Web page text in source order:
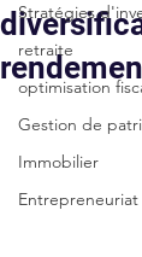
Stratégies
retraite
optimisation
Gestion de
Immobilier
Entrepreneuriat